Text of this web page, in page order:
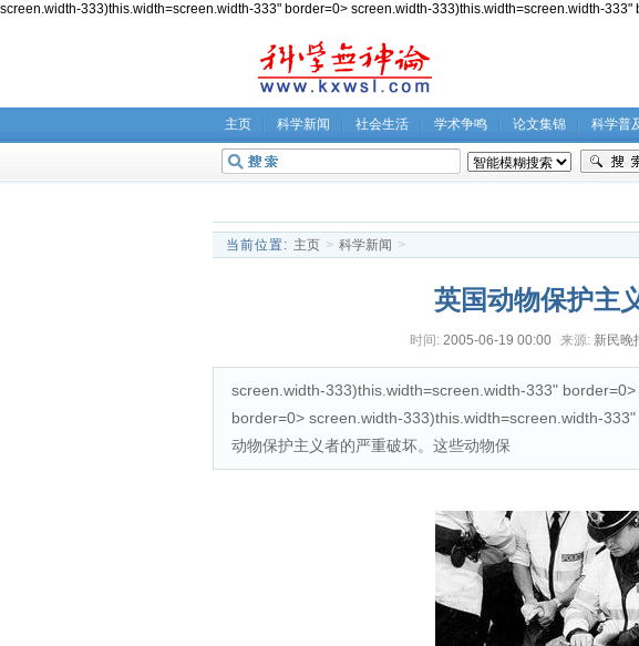
screen.width-333)this.width=screen.width-333" border=0> screen.width-333)this.width=screen.width-
主页 科学新闻 社会生活 学术争鸣 论文集锦 科学普
无神论坛
当前位置: 主页 > 科学新闻 >
英国动物保护主
时间: 2005-06-19 00:00 来源: 新民晚
screen.width-333)this.width=screen.width-333"
border=0> screen.width-333)this.width=screen.width-
动物保护主义者的严重破坏。这些动物保